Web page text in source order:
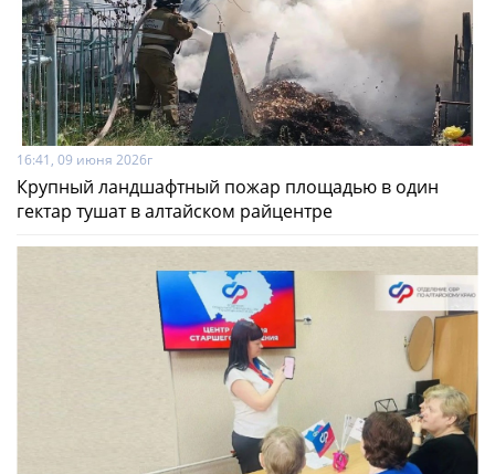
16:41, 09 июня 2026г
Крупный ландшафтный пожар площадью в один
гектар тушат в алтайском райцентре